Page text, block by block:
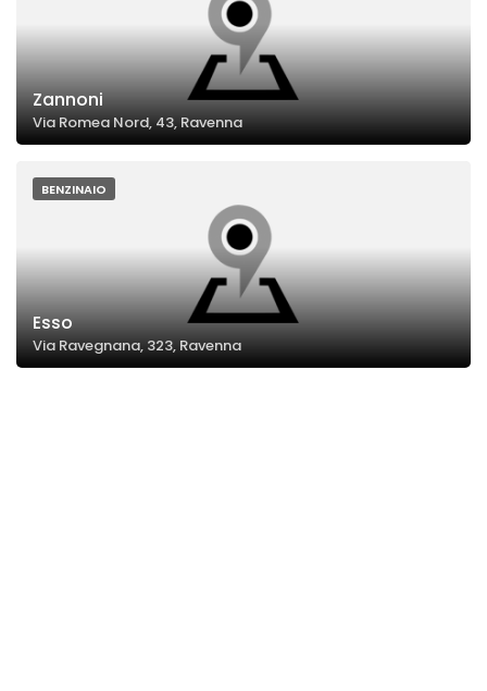
Zannoni
Via Romea Nord, 43, Ravenna
BENZINAIO
Esso
Via Ravegnana, 323, Ravenna